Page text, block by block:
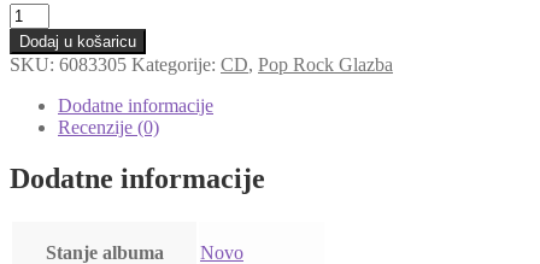
Divlje
Jagode
-
Original
Album
Collection,
2
(CD)
Dodaj u košaricu
SKU: 6083305 Kategorije: CD, Pop Rock Glazba
Dodatne informacije
Recenzije (0)
Dodatne informacije
Stanje albuma Novo